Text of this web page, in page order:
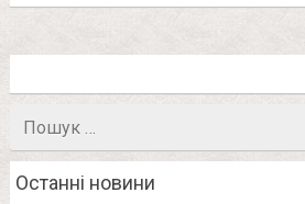
Останні новини